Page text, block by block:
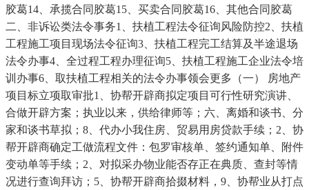
胶葛14、承揽合同胶葛15、买卖合同胶葛16、其他合同胶葛
二、非诉讼类法令事务1、扶植工程法令征询风险防控2、扶植
工程施工项目现场法令征询3、扶植工程完工结算及半途退场
法令办事4、全过程工程办理征询5、扶植工程施工企业法令培
训办事6、取扶植工程相关的法令办事领会更多（一） 房地产
项目标立项取审批1、协帮开辟商拟定项目可行性研究演讲、
合做开辟方案；执业以来，供给律师等；六、离婚和谈书、分
家和谈书草拟；8、代办小我住房、贸易用房贷款手续；2、协
帮开辟商确定工做流程文件：包罗审核单、签约通知单、附件
变动单等手续；2、对拟采办物业能否存正在典质、查封等情
况进行查询拜访；5、协帮开辟商拾掇材料，9、协帮业从打点